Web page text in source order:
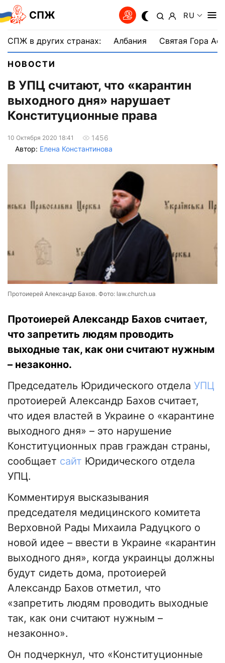
СПЖ RU
СПЖ в других странах: Албания Святая Гора
НОВОСТИ
В УПЦ считают, что «карантин
выходного дня» нарушает
Конституционные права
10 Октября 2020 18:41
1456
Автор: Елена Константинова
Протоиерей Александр Бахов. Фото: law.church.ua
Протоиерей Александр Бахов считает,
что запретить людям проводить
выходные так, как они считают нужным
– незаконно.
Председатель Юридического отдела УПЦ
протоиерей Александр Бахов считает,
что идея властей в Украине о «карантине
выходного дня» – это нарушение
Конституционных прав граждан страны,
сообщает сайт Юридического отдела
УПЦ.
Комментируя высказывания
председателя медицинского комитета
Верховной Рады Михаила Радуцкого о
новой идее – ввести в Украине «карантин
выходного дня», когда украинцы должны
будут сидеть дома, протоиерей
Александр Бахов отметил, что
«запретить людям проводить выходные
так, как они считают нужным –
незаконно».
Он подчеркнул, что «Конституционные